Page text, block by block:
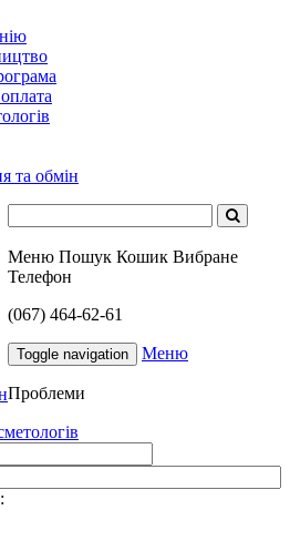
та обмін
Меню Пошук Кошик Вибране
Телефон
(067) 464-62-61
Toggle navigation Меню
Проблеми